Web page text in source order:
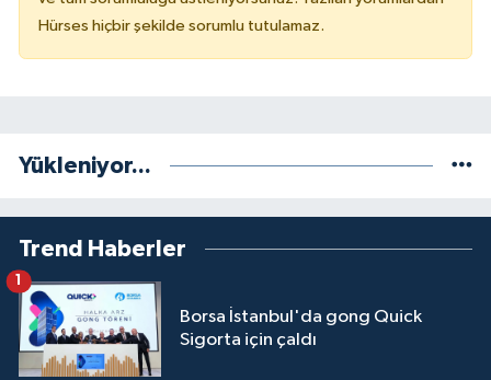
Hürses hiçbir şekilde sorumlu tutulamaz.
Yükleniyor...
Trend Haberler
Borsa İstanbul'da gong Quick
Sigorta için çaldı
1